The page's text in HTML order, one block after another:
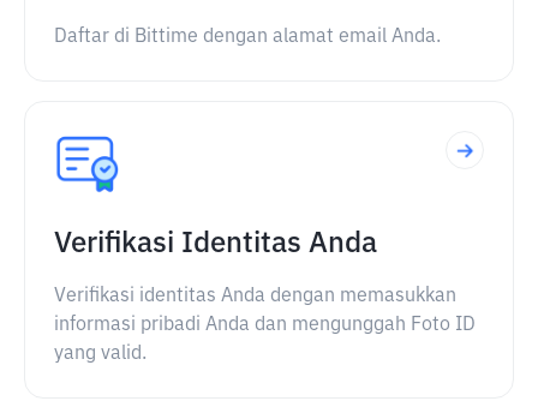
Daftar di Bittime dengan alamat email Anda.
Verifikasi Identitas Anda
Verifikasi identitas Anda dengan memasukkan
informasi pribadi Anda dan mengunggah Foto ID
yang valid.